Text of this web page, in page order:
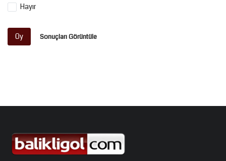
Hayır
Oy Sonuçları Görüntüle